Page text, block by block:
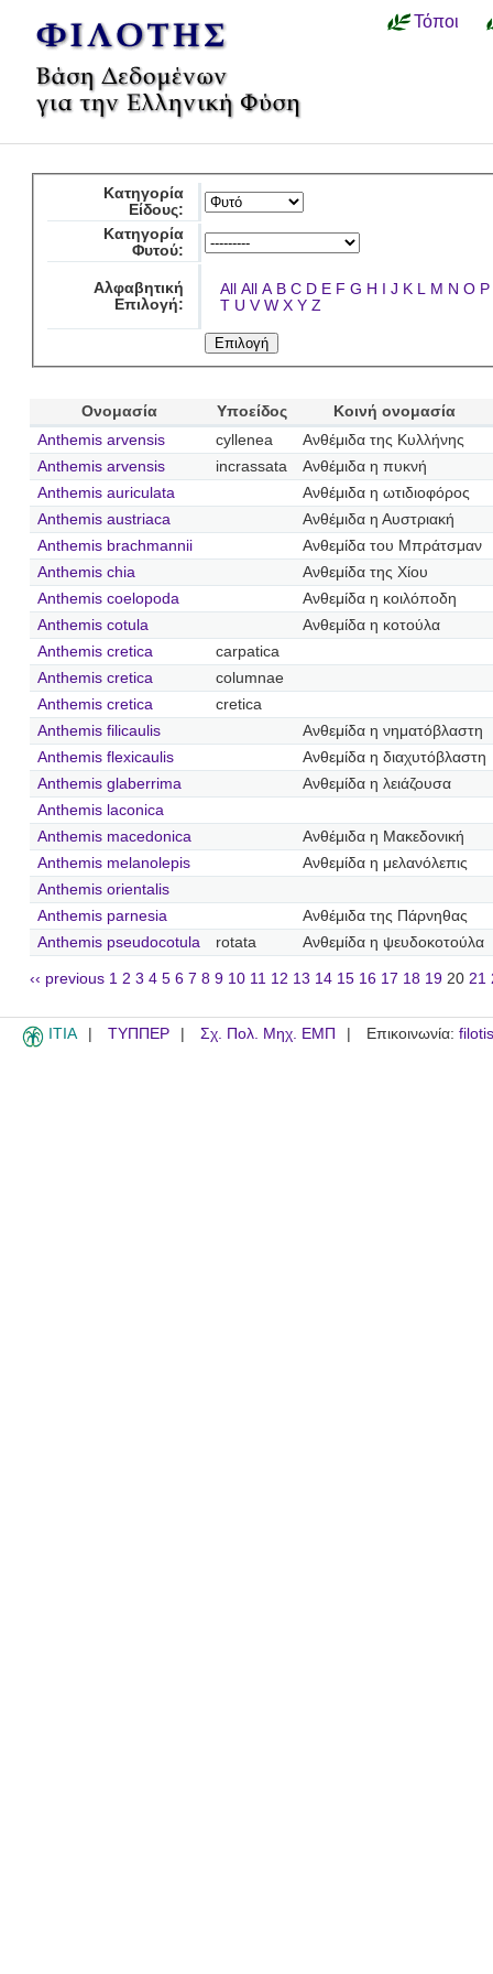
Τόποι
Κατηγορία
Είδους:
Κατηγορία
Φυτού:
Αλφαβητική
Επιλογή:
All All A B C D E F G H I J K L M N O P
T U V W X Y Z
Ονομασία Υποείδος
Κοινή ονομασία
Anthemis arvensis
cyllenea
Ανθέμιδα της Κυλλήνης
Anthemis arvensis
incrassata
Ανθέμιδα η πυκνή
Anthemis auriculata
Ανθέμιδα η ωτιδιοφόρος
Anthemis austriaca
Ανθέμιδα η Αυστριακή
Anthemis brachmannii
Ανθεμίδα του Μπράτσμαν
Anthemis chia
Ανθεμίδα της Χίου
Anthemis coelopoda
Ανθεμίδα η κοιλόποδη
Anthemis cotula
Ανθεμίδα η κοτούλα
Anthemis cretica
carpatica
Anthemis cretica
columnae
Anthemis cretica
cretica
Anthemis filicaulis
Ανθεμίδα η νηματόβλαστη
Anthemis flexicaulis
Ανθεμίδα η διαχυτόβλαστη
Anthemis glaberrima
Ανθεμίδα η λειάζουσα
Anthemis laconica
Anthemis macedonica
Ανθέμιδα η Μακεδονική
Anthemis melanolepis
Ανθεμίδα η μελανόλεπις
Anthemis orientalis
Anthemis parnesia
Ανθέμιδα της Πάρνηθας
Anthemis pseudocotula
rotata Ανθεμίδα η ψευδοκοτούλα
‹‹ previous 1 2 3 4 5 6 7 8 9 10 11 12 13 14 15 16 17 18 19 20 21
ITIA ΤΥΠΠΕΡ Σχ. Πολ. Μηχ. ΕΜΠ Επικοινωνία: